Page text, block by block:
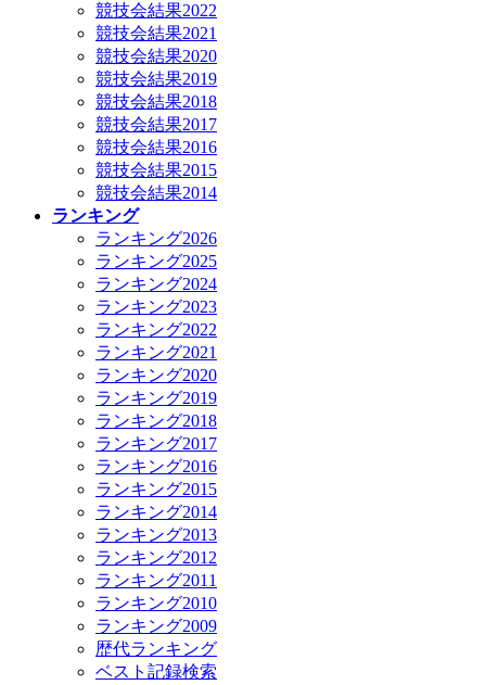
競技会結果2022
競技会結果2021
競技会結果2020
競技会結果2019
競技会結果2018
競技会結果2017
競技会結果2016
競技会結果2015
競技会結果2014
ランキング
ランキング2026
ランキング2025
ランキング2024
ランキング2023
ランキング2022
ランキング2021
ランキング2020
ランキング2019
ランキング2018
ランキング2017
ランキング2016
ランキング2015
ランキング2014
ランキング2013
ランキング2012
ランキング2011
ランキング2010
ランキング2009
歴代ランキング
ベスト記録検索